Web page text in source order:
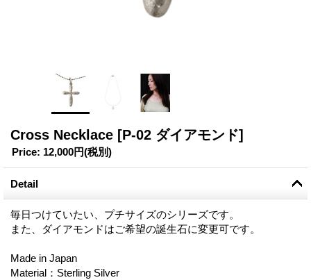
Cross Necklace [P-02 ダイアモンド]
Price: 12,000円(税別)
Detail
毎日つけていたい、プチサイズのシリーズです。
また、ダイアモンドはご希望の誕生石に変更可です。
Made in Japan
Material：Sterling Silver